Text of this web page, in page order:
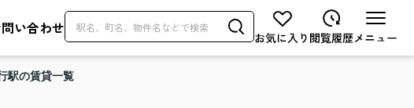
い合わせ
駅の賃貸一覧